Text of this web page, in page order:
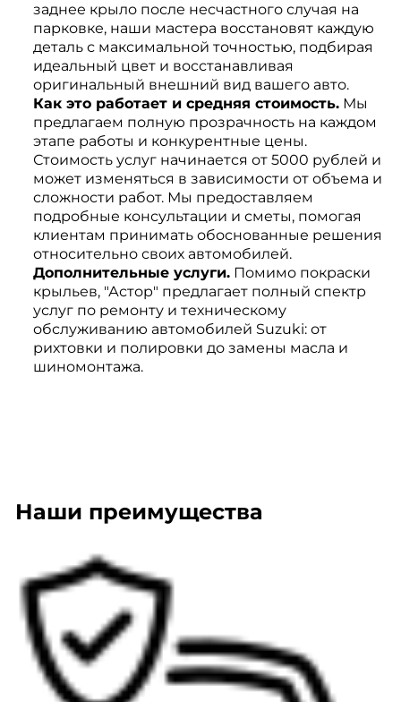
заднее крыло после несчастного случая на
парковке, наши мастера восстановят каждую
деталь с максимальной точностью, подбирая
идеальный цвет и восстанавливая
оригинальный внешний вид вашего авто.
Как это работает и средняя стоимость.Мы
предлагаем полную прозрачность на каждом
этапе работы и конкурентные цены.
Стоимость услуг начинается от 5000 рублей и
может изменяться в зависимости от объема и
сложности работ. Мы предоставляем
подробные консультации и сметы, помогая
клиентам принимать обоснованные решения
относительно своих автомобилей.
Дополнительные услуги.Помимо покраски
крыльев, "Астор" предлагает полный спектр
услуг по ремонту и техническому
обслуживанию автомобилей Suzuki: от
рихтовки и полировки до замены масла и
шиномонтажа.
Наши преимущества